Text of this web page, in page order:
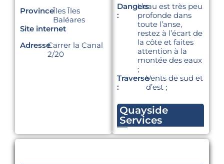
ProvinceÎles Îles
Baléares
Site internet
AdresseCarrer la Canal
2/20
Dangers
:
L’eau est très peu
profonde dans
toute l’anse,
restez à l’écart de
la côte et faites
attention à la
montée des eaux
;
Traverse
:
Vents de sud et
d’est ;
Quayside
Services